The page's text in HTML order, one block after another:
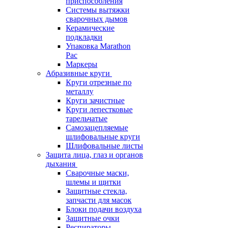
Системы вытяжки
сварочных дымов
Керамические
подкладки
Упаковка Marathon
Pac
Маркеры
Абразивные круги
Круги отрезные по
металлу
Круги зачистные
Круги лепестковые
тарельчатые
Самозацепляемые
шлифовальные круги
Шлифовальные листы
Защита лица, глаз и органов
дыхания
Сварочные маски,
шлемы и щитки
Защитные стекла,
запчасти для масок
Блоки подачи воздуха
Защитные очки